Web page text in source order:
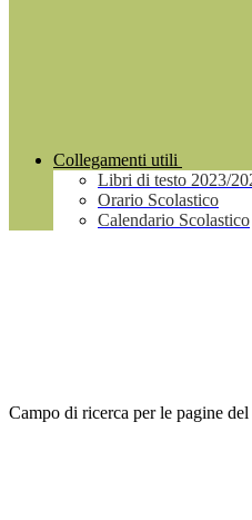
Collegamenti utili
Libri di testo 2023/
Orario Scolastico
Calendario Scolastico
Campo di ricerca per le pagine